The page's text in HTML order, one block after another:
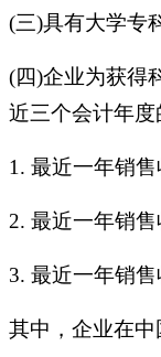
(三)具有大学专
(四)企业为获得
近三个会计年
1. 最近一年销
2. 最近一年销
3. 最近一年销
其中，企业在